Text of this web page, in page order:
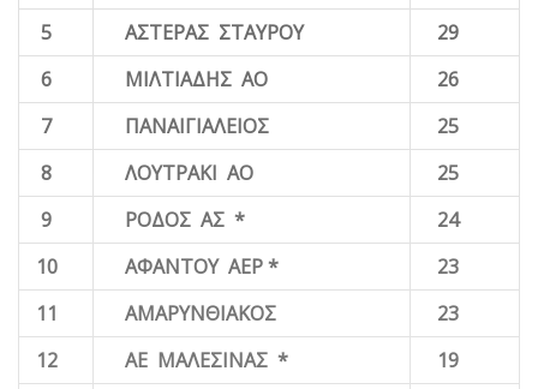
5
ΑΣΤΕΡΑΣ ΣΤΑΥΡΟΥ
29
6
ΜΙΛΤΙΑΔΗΣ ΑΟ
26
7
ΠΑΝΑΙΓΙΑΛΕΙΟΣ
25
8
ΛΟΥΤΡΑΚΙ ΑΟ
25
9
ΡΟΔΟΣ ΑΣ *
24
10
ΑΦΑΝΤΟΥ ΑΕΡ *
23
11
ΑΜΑΡΥΝΘΙΑΚΟΣ
23
12
ΑΕ ΜΑΛΕΣΙΝΑΣ * 19